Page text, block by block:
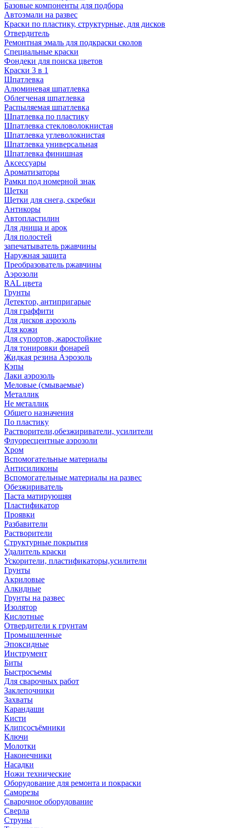
Базовые компоненты для подбора
Автоэмали на развес
Краски по пластику, структурные, для дисков
Отвердитель
Ремонтная эмаль для подкраски сколов
Специальные краски
Фондеки для поиска цветов
Краски 3 в 1
Шпатлевка
Алюминевая шпатлевка
Облегченая шпатлевка
Распыляемая шпатлевка
Шпатлевка по пластику
Шпатлевка стекловолокнистая
Шпатлевка углеволокнистая
Шпатлевка универсальная
Шпатлевка финишная
Аксессуары
Ароматизаторы
Рамки под номерной знак
Щетки
Щетки для снега, скребки
Антикоры
Автопластилин
Для днища и арок
Для полостей
запечатыватель ржавчины
Наружная защита
Преобразователь ржавчины
Аэрозоли
RAL цвета
Грунты
Детектор, антипригарые
Для граффити
Для дисков аэрозоль
Для кожи
Для супортов, жаростойкие
Для тонировки фонарей
Жидкая резина Аэрозоль
Кэпы
Лаки аэрозоль
Меловые (смываемые)
Металлик
Не металлик
Общего назначения
По пластику
Растворители,обезжириватели, усилители
Флуоресцентные аэрозоли
Хром
Вспомогательные материалы
Антисиликоны
Вспомогательные материалы на развес
Обезжириватель
Паста матирующяя
Пластификатор
Проявки
Разбавители
Растворители
Структурные покрытия
Удалитель краски
Ускорители, пластификаторы,усилители
Грунты
Акриловые
Алкидные
Грунты на развес
Изолятор
Кислотные
Отвердители к грунтам
Промышленные
Эпоксидные
Инструмент
Биты
Быстросъемы
Для сварочных работ
Заклепочники
Захваты
Карандаши
Кисти
Клипсосъёмники
Ключи
Молотки
Наконечники
Насадки
Ножи технические
Оборудование для ремонта и покраски
Саморезы
Сварочное оборудование
Сверла
Струны